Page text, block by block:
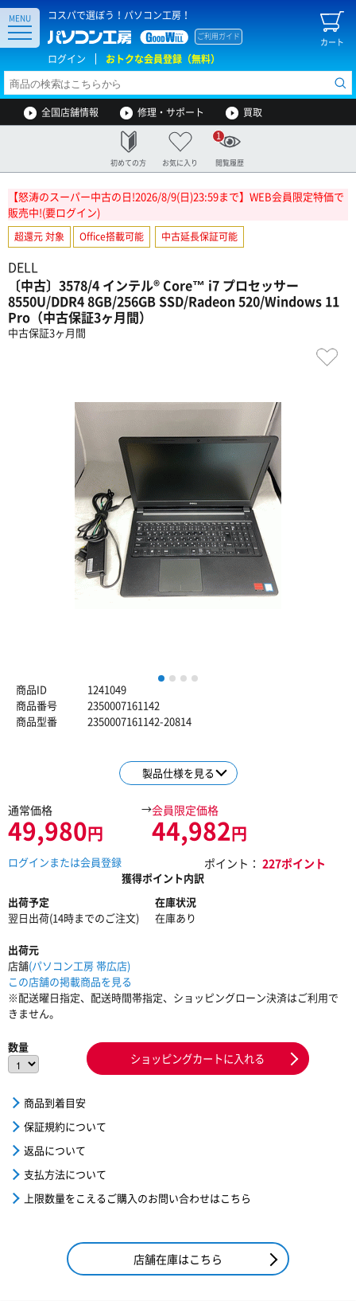
コスパで選ぼう！パソコン工房！
カート
ご利用ガイド
ログイン おトクな会員登録（無料）
MENU
全国店舗情報 修理・サポート 買取
初めての方 お気に入り 閲覧履歴
1
【怒涛のスーパー中古の日!2026/8/9(日)23:59まで】WEB会員限定特価で
販売中!(要ログイン)
超還元 対象 Office搭載可能 中古延長保証可能
DELL
〔中古〕3578/4 インテル® Core™ i7 プロセッサー
8550U/DDR4 8GB/256GB SSD/Radeon 520/Windows 11
Pro（中古保証3ヶ月間）
中古保証3ヶ月間
1 2 3
商品ID
1241049
商品番号
2350007161142
商品型番
2350007161142-20814
製品仕様を見る
通常価格
49,980円
→会員限定価格
44,982円
ログインまたは会員登録
獲得ポイント内訳
ポイント： 227ポイント
出荷予定
翌日出荷(14時までのご注文)
在庫状況
在庫あり
出荷元
店舗(パソコン工房 帯広店)
この店舗の掲載商品を見る
※配送曜日指定、配送時間帯指定、ショッピングローン決済はご利用で
きません。
数量
ショッピングカートに入れる
商品到着目安
保証規約について
返品について
支払方法について
上限数量をこえるご購入のお問い合わせはこちら
店舗在庫はこちら